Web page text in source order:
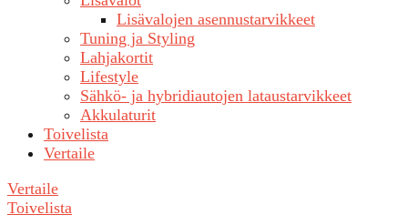
Lisävalojen asennustarvikkeet
Tuning ja Styling
Lahjakortit
Lifestyle
Sähkö- ja hybridiautojen lataustarvikkeet
Akkulaturit
Toivelista
Vertaile
Vertaile
Toivelista